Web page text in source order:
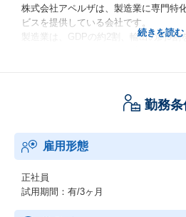
株式会社アペルザは、製造業に専門特
ビスを提供している会社です。
製造業は、GDPの約2割、輸出の約9割
私たちは、売り手と買い手をつなぐプ
ことでこうした企業や製品が国内外に
【事業内容】
グを支援しています。
・ものづくり産業向けポータル「
勤務条
雇用形態
正社員
試用期間：有/3ヶ月